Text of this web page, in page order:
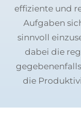
effiziente und
Aufgaben
sinnvoll
dabei die
die